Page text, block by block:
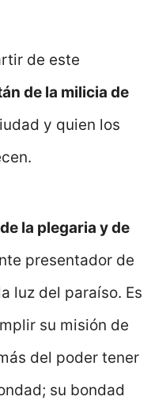
de este
de la milicia de
y quien los
la plegaria y de
presentador de
luz del paraíso. Es
su misión de
del poder tener
su bondad